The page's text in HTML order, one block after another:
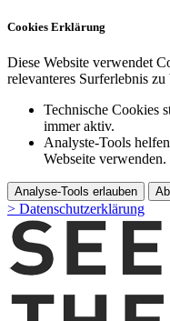
Cookies Erklärung
Diese Website verwendet
relevanteres Surferlebnis zu
Technische Cookies
immer aktiv.
Analyste-Tools
Webseite verwenden.
Analyse-Tools erlauben
> Datenschutzerklärung